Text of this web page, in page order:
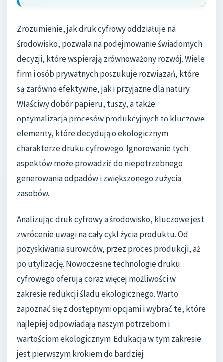
Zrozumienie, jak druk cyfrowy oddziałuje na
środowisko, pozwala na podejmowanie świadomych
decyzji, które wspierają zrównoważony rozwój. Wiele
firm i osób prywatnych poszukuje rozwiązań, które
są zarówno efektywne, jak i przyjazne dla natury.
Właściwy dobór papieru, tuszy, a także
optymalizacja procesów produkcyjnych to kluczowe
elementy, które decydują o ekologicznym
charakterze druku cyfrowego. Ignorowanie tych
aspektów może prowadzić do niepotrzebnego
generowania odpadów i zwiększonego zużycia
zasobów.
Analizując druk cyfrowy a środowisko, kluczowe jest
zwrócenie uwagi na cały cykl życia produktu. Od
pozyskiwania surowców, przez proces produkcji, aż
po utylizację. Nowoczesne technologie druku
cyfrowego oferują coraz więcej możliwości w
zakresie redukcji śladu ekologicznego. Warto
zapoznać się z dostępnymi opcjami i wybrać te, które
najlepiej odpowiadają naszym potrzebom i
wartościom ekologicznym. Edukacja w tym zakresie
jest pierwszym krokiem do bardziej